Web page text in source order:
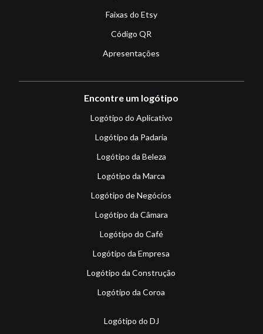
Faixas do Etsy
Código QR
Apresentações
Encontre um logótipo
Logótipo do Aplicativo
Logótipo da Padaria
Logótipo da Beleza
Logótipo da Marca
Logótipo de Negócios
Logótipo da Câmara
Logótipo do Café
Logótipo da Empresa
Logótipo da Construção
Logótipo da Coroa
Logótipo do DJ